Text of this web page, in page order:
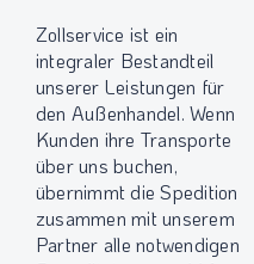
Zollservice ist ein
integraler Bestandteil
unserer Leistungen für
den Außenhandel. Wenn
Kunden ihre Transporte
über uns buchen,
übernimmt die Spedition
zusammen mit unserem
Partner alle notwendigen